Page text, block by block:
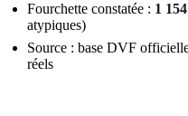
Fourchette constatée : 1
atypiques)
Source : base DVF
réels